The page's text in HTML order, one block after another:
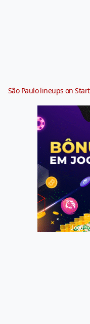
São Paulo lineups on
Jogue